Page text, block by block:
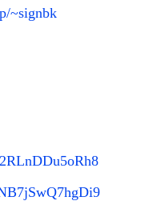
~signbk